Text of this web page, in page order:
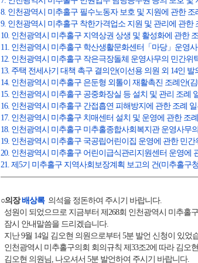
8. 인천광역시 미추홀구 필수노동자 보호 및 지원에 관한
9. 인천광역시 미추홀구 착한가격업소 지원 및 관리에 관한
10. 인천광역시 미추홀구 지역상권 상생 및 활성화에 관한
11. 인천광역시 미추홀구 학산생활문화센터「마당」운영
12. 인천광역시 미추홀구 작은극장돌체 운영사무의 민간위
13. 주택 전세사기 대책 촉구 결의안(이선용 의원 외 14인 발
14. 인천광역시 미추홀구 은둔형 외톨이 재활촉진 조례안(
15. 인천광역시 미추홀구 공중화장실 등 설치 및 관리 조례
16. 인천광역시 미추홀구 간접흡연 피해방지에 관한 조례
17. 인천광역시 미추홀구 치매센터 설치 및 운영에 관한 조
18. 인천광역시 미추홀구 미추홀종합사회복지관 운영사무
19. 인천광역시 미추홀구 국공립어린이집 운영에 관한 민
20. 인천광역시 미추홀구 어린이급식관리지원센터 운영에
21. 제5기 미추홀구 지역사회보장계획 보고의 건(미추홀구
○의장배상록의석을 정돈하여 주시기 바랍니다.
성원이 되었으므로 지금부터 제268회 인천광역시 미추홀
잠시 안내말씀을 드리겠습니다.
지난 9월 14일 김오현 의원으로부터 5분 발언 신청이 있었
인천광역시 미추홀구의회 회의규칙 제33조2에 따라 김오
김오현 의원님, 나오셔서 5분 발언하여 주시기 바랍니다.